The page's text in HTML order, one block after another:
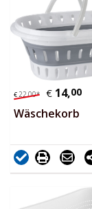
€22,00* € 14,00
Wäschekorb